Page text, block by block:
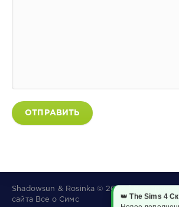
ОТПРАВИТЬ
Shadowsun & Rosinka © 2009 | Все права
сайта Все о Симс 👑The Sims 4